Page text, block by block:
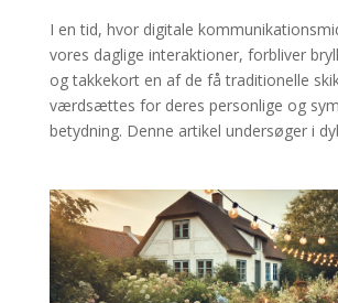
I en tid, hvor digitale
vores daglige interaktioner, forbliver
og takkekort en af de få traditionelle
værdsættes for deres personlige og
betydning. Denne artikel undersøger i